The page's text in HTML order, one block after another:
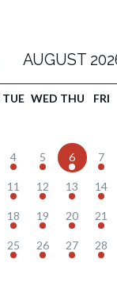
AUGUST
TUE WED THU FRI
4 5 6 7
11 12 13 14
18 19 20 21
25 26 27 28